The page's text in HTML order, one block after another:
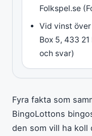
Folkspel.se
Vid vinst
Box 5, 433
och svar)
Fyra fakta som
BingoLottons
den som vill ha koll